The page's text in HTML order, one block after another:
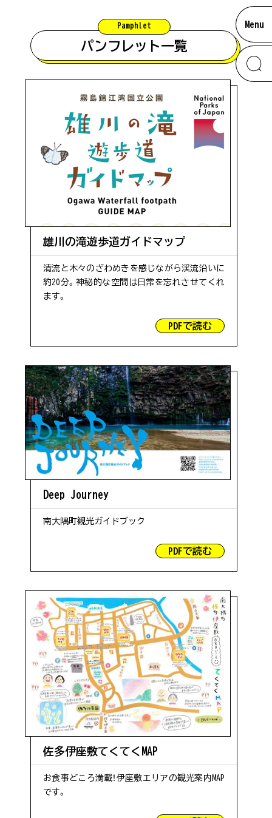
お知らせ
南大隅のあれこれ
アクセス
#車椅子
#佐多エリア
#お祭り
#おさかな
#神秘的
#ツーリング
#定食
#景色
#辺塚エリア
#歴史
#ファミリー向け
#珍しい
Menu
混雑状況について
information
【留意事項】
混雑状況は、観光シーズンなど特に混雑が予想され
る際に、スタッフが駐車場の混み具合を直接確認し
た上で掲載をしています。できる限り最新の情報を
ご提供できるよう努めておりますが、混雑状況は常
に変化をしておりますので、あくまでも目安として
ご参考いただければ幸いです。なお、閑散期には混
雑情報の掲載はしておりません。
本日15時更新
佐多岬
第1駐車場空あり
雄川の滝
パンフレット一覧
Pamphlet
雄川の滝遊歩道ガイドマップ
清流と木々のざわめきを感じながら渓流沿いに
約20分。神秘的な空間は日常を忘れさせてくれ
ます。
PDFで読む
Deep Journey
南大隅町観光ガイドブック
PDFで読む
佐多伊座敷てくてくMAP
お食事どころ満載！伊座敷エリアの観光案内MAP
です。